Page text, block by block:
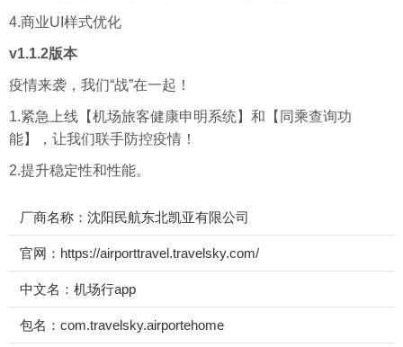
4.商业UI样式优化
v1.1.2版本
疫情来袭，我们“战”在一起！
1.紧急上线【机场旅客健康申明系统】和【同乘查询功
能】，让我们联手防控疫情！
2.提升稳定性和性能。
厂商名称：沈阳民航东北凯亚有限公司
官网：https://airporttravel.travelsky.com/
中文名：机场行app
包名：com.travelsky.airportehome